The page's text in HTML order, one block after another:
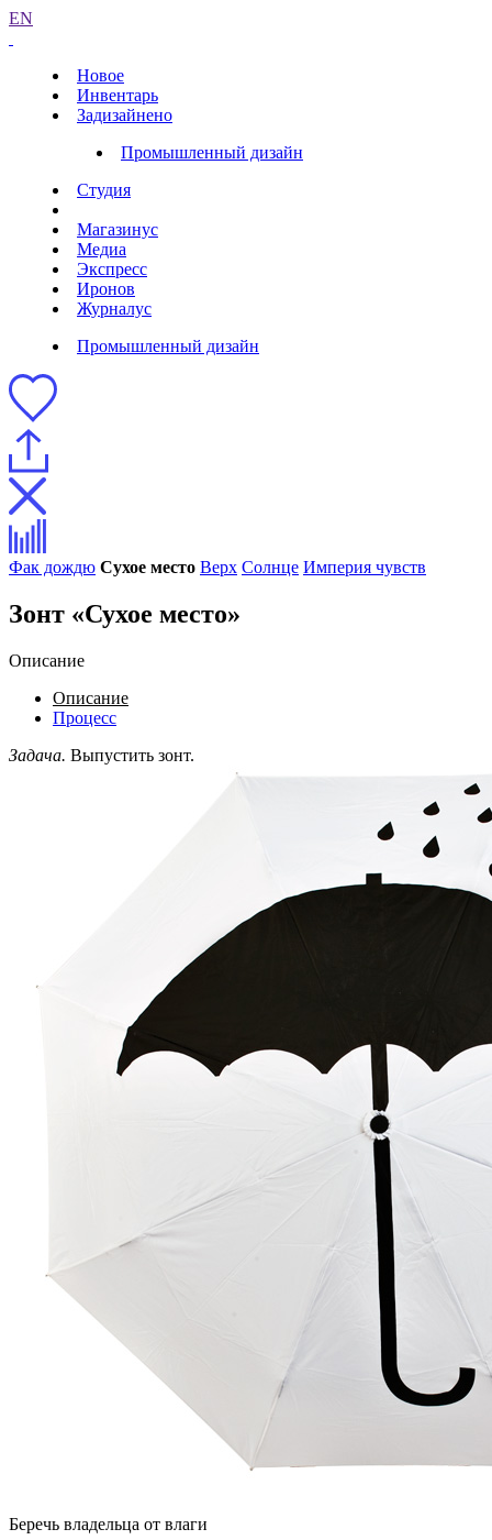
EN
Новое
Инвентарь
Задизайнено
Промышленный дизайн
Студия
Магазинус
Медиа
Экспресс
Иронов
Журналус
Промышленный дизайн
Фак дождю Сухое место Верх Солнце Империя чувств
Зонт «Сухое место»
Описание
Описание
Процесс
Задача. Выпустить зонт.
Беречь владельца от влаги